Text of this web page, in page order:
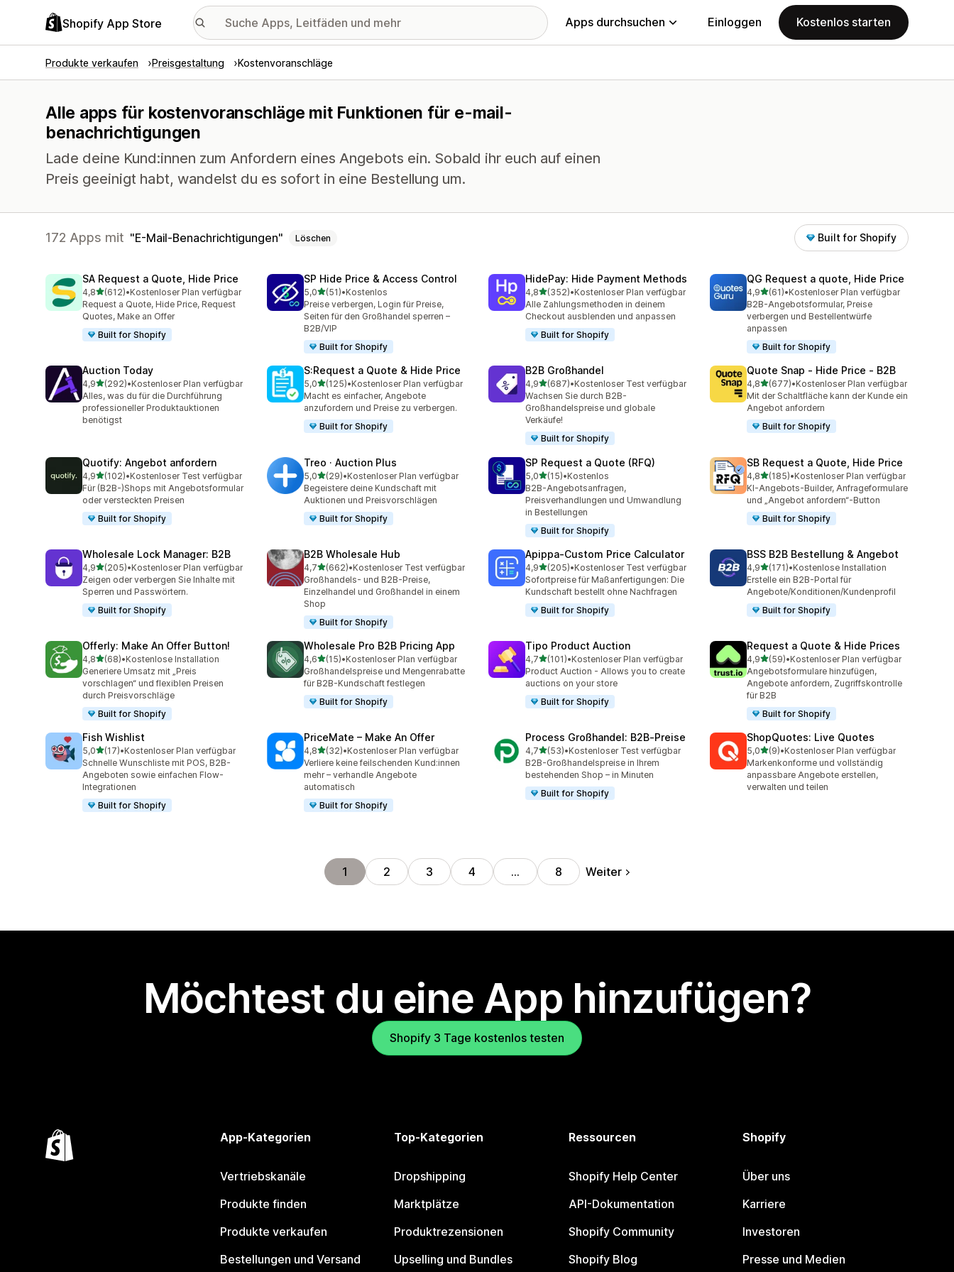
Shopify App Store Apps durchsuchen Einloggen Kostenlos starten
Produkte verkaufen Preisgestaltung Kostenvoranschläge
Alle apps für kostenvoranschläge mit Funktionen für e-mail-
benachrichtigungen
Lade deine Kund:innen zum Anfordern eines Angebots ein. Sobald ihr euch auf einen
Preis geeinigt habt, wandelst du es sofort in eine Bestellung um.
172 Apps mit E-Mail-Benachrichtigungen Löschen Built for Shopify
SA Request a Quote, Hide Price
4,8von 5 Sternen
(612)
612 Rezensionen insgesamt
•Kostenloser Plan verfügbar
Request a Quote, Hide Price, Request
Quotes, Make an Offer
Built for Shopify
SP Hide Price & Access Control
5,0von 5 Sternen
(51)
51 Rezensionen insgesamt
•Kostenlos
Preise verbergen, Login für Preise,
Seiten für den Großhandel sperren –
B2B/VIP
Built for Shopify
HidePay: Hide Payment Methods
4,8von 5 Sternen
(352)
352 Rezensionen insgesamt
•Kostenloser Plan verfügbar
Alle Zahlungsmethoden in deinem
Checkout ausblenden und anpassen
Built for Shopify
QG Request a quote, Hide Price
4,9von 5 Sternen
(61)
61 Rezensionen insgesamt
•Kostenloser Plan verfügbar
B2B-Angebotsformular, Preise
verbergen und Bestellentwürfe
anpassen
Built for Shopify
Auction Today
4,9von 5 Sternen
(292)
292 Rezensionen insgesamt
•Kostenloser Plan verfügbar
Alles, was du für die Durchführung
professioneller Produktauktionen
benötigst
S:Request a Quote & Hide Price
5,0von 5 Sternen
(125)
125 Rezensionen insgesamt
•Kostenloser Plan verfügbar
Macht es einfacher, Angebote
anzufordern und Preise zu verbergen.
Built for Shopify
B2B Großhandel
4,9von 5 Sternen
(687)
687 Rezensionen insgesamt
•Kostenloser Test verfügbar
Wachsen Sie durch B2B-
Großhandelspreise und globale
Verkäufe!
Built for Shopify
Quote Snap ‑ Hide Price ‑ B2B
4,8von 5 Sternen
(677)
677 Rezensionen insgesamt
•Kostenloser Plan verfügbar
Mit der Schaltfläche kann der Kunde ein
Angebot anfordern
Built for Shopify
Quotify: Angebot anfordern
4,9von 5 Sternen
(102)
102 Rezensionen insgesamt
•Kostenloser Test verfügbar
Für (B2B-)Shops mit Angebotsformular
oder versteckten Preisen
Built for Shopify
Treo · Auction Plus
5,0von 5 Sternen
(29)
29 Rezensionen insgesamt
•Kostenloser Plan verfügbar
Begeistere deine Kundschaft mit
Auktionen und Preisvorschlägen
Built for Shopify
SP Request a Quote (RFQ)
5,0von 5 Sternen
(15)
15 Rezensionen insgesamt
•Kostenlos
B2B-Angebotsanfragen,
Preisverhandlungen und Umwandlung
in Bestellungen
Built for Shopify
SB Request a Quote, Hide Price
4,8von 5 Sternen
(185)
185 Rezensionen insgesamt
•Kostenloser Plan verfügbar
KI-Angebots-Builder, Anfrageformulare
und „Angebot anfordern“-Button
Built for Shopify
Wholesale Lock Manager: B2B
4,9von 5 Sternen
(205)
205 Rezensionen insgesamt
•Kostenloser Plan verfügbar
Zeigen oder verbergen Sie Inhalte mit
Sperren und Passwörtern.
Built for Shopify
B2B Wholesale Hub
4,7von 5 Sternen
(662)
662 Rezensionen insgesamt
•Kostenloser Test verfügbar
Großhandels- und B2B-Preise,
Einzelhandel und Großhandel in einem
Shop
Built for Shopify
Apippa‑Custom Price Calculator
4,9von 5 Sternen
(205)
205 Rezensionen insgesamt
•Kostenloser Test verfügbar
Sofortpreise für Maßanfertigungen: Die
Kundschaft bestellt ohne Nachfragen
Built for Shopify
BSS B2B Bestellung & Angebot
4,9von 5 Sternen
(171)
171 Rezensionen insgesamt
•Kostenlose Installation
Erstelle ein B2B-Portal für
Angebote/Konditionen/Kundenprofil
Built for Shopify
Offerly: Make An Offer Button!
4,8von 5 Sternen
(68)
68 Rezensionen insgesamt
•Kostenlose Installation
Generiere Umsatz mit „Preis
vorschlagen“ und flexiblen Preisen
durch Preisvorschläge
Built for Shopify
Wholesale Pro B2B Pricing App
4,6von 5 Sternen
(15)
15 Rezensionen insgesamt
•Kostenloser Plan verfügbar
Großhandelspreise und Mengenrabatte
für B2B-Kundschaft festlegen
Built for Shopify
Tipo Product Auction
4,7von 5 Sternen
(101)
101 Rezensionen insgesamt
•Kostenloser Plan verfügbar
Product Auction - Allows you to create
auctions on your store
Built for Shopify
Request a Quote & Hide Prices
4,9von 5 Sternen
(59)
59 Rezensionen insgesamt
•Kostenloser Plan verfügbar
Angebotsformulare hinzufügen,
Angebote anfordern, Zugriffskontrolle
für B2B
Built for Shopify
Fish Wishlist
5,0von 5 Sternen
(17)
17 Rezensionen insgesamt
•Kostenloser Plan verfügbar
Schnelle Wunschliste mit POS, B2B-
Angeboten sowie einfachen Flow-
Integrationen
Built for Shopify
PriceMate – Make An Offer
4,8von 5 Sternen
(32)
32 Rezensionen insgesamt
•Kostenloser Plan verfügbar
Verliere keine feilschenden Kund:innen
mehr – verhandle Angebote
automatisch
Built for Shopify
Process Großhandel: B2B‑Preise
4,7von 5 Sternen
(53)
53 Rezensionen insgesamt
•Kostenloser Test verfügbar
B2B-Großhandelspreise in Ihrem
bestehenden Shop – in Minuten
Built for Shopify
ShopQuotes: Live Quotes
5,0von 5 Sternen
(9)
9 Rezensionen insgesamt
•Kostenloser Plan verfügbar
Markenkonforme und vollständig
anpassbare Angebote erstellen,
verwalten und teilen
1 2 3 4 … 8 Weiter
Möchtest du eine App hinzufügen?
Shopify 3 Tage kostenlos testen
App-Kategorien
Vertriebskanäle
Produkte finden
Produkte verkaufen
Bestellungen und Versand
Top-Kategorien
Dropshipping
Marktplätze
Produktrezensionen
Upselling und Bundles
Ressourcen
Shopify Help Center
API-Dokumentation
Shopify Community
Shopify Blog
Shopify
Über uns
Karriere
Investoren
Presse und Medien